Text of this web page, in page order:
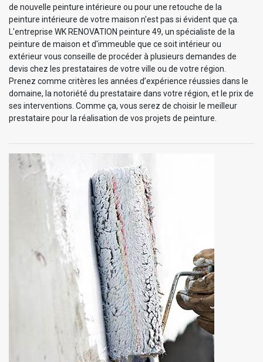
de nouvelle peinture intérieure ou pour une retouche de la
peinture intérieure de votre maison n'est pas si évident que ça.
L'entreprise WK RENOVATION peinture 49, un spécialiste de la
peinture de maison et d'immeuble que ce soit intérieur ou
extérieur vous conseille de procéder à plusieurs demandes de
devis chez les prestataires de votre ville ou de votre région.
Prenez comme critères les années d’expérience réussies dans le
domaine, la notoriété du prestataire dans votre région, et le prix de
ses interventions. Comme ça, vous serez de choisir le meilleur
prestataire pour la réalisation de vos projets de peinture.